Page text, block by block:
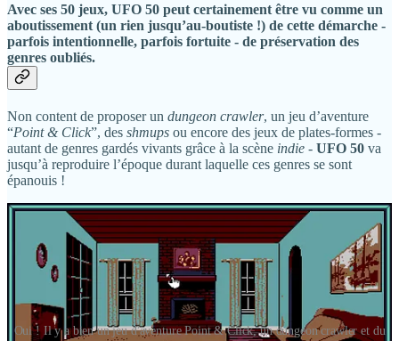
Avec ses 50 jeux, UFO 50 peut certainement être vu comme un
aboutissement (un rien jusqu’au-boutiste !) de cette démarche -
parfois intentionnelle, parfois fortuite - de préservation des
genres oubliés.
Non content de proposer un dungeon crawler, un jeu d’aventure
“Point & Click”, des shmups ou encore des jeux de plates-formes -
autant de genres gardés vivants grâce à la scène indie - UFO 50 va
jusqu’à reproduire l’époque durant laquelle ces genres se sont
épanouis !
Oui ! Il y a bien un jeu d'aventure Point & Click, un dungeon crawler et du